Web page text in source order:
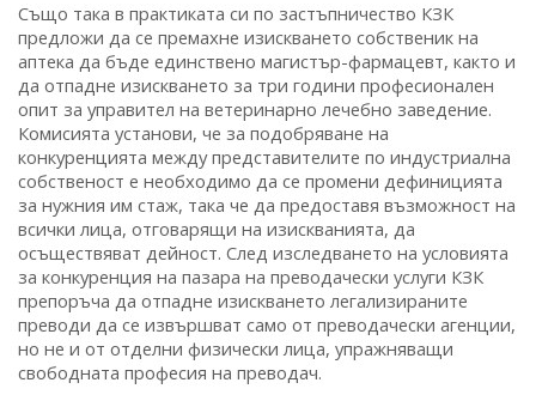
Също така в практиката си по застъпничество КЗК
предложи да се премахне изискването собственик на
аптека да бъде единствено магистър-фармацевт, както и
да отпадне изискването за три години професионален
опит за управител на ветеринарно лечебно заведение.
Комисията установи, че за подобряване на
конкуренцията между представителите по индустриална
собственост е необходимо да се промени дефиницията
за нужния им стаж, така че да предоставя възможност на
всички лица, отговарящи на изискванията, да
осъществяват дейност. След изследването на условията
за конкуренция на пазара на преводачески услуги КЗК
препоръча да отпадне изискването легализираните
преводи да се извършват само от преводачески агенции,
но не и от отделни физически лица, упражняващи
свободната професия на преводач.